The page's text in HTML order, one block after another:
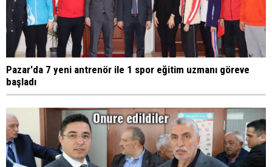
Pazar'da 7 yeni antrenör ile 1 spor eğitim uzmanı göreve
başladı